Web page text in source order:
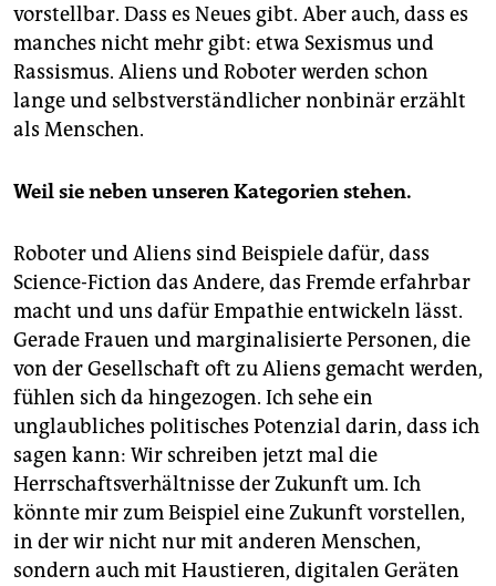
vorstellbar. Dass es Neues gibt. Aber auch, dass es
manches nicht mehr gibt: etwa Sexismus und
Rassismus. Aliens und Roboter werden schon
lange und selbstverständlicher nonbinär erzählt
als Menschen.
Weil sie neben unseren Kategorien stehen.
Roboter und Aliens sind Beispiele dafür, dass
Science-Fiction das Andere, das Fremde erfahrbar
macht und uns dafür Empathie entwickeln lässt.
Gerade Frauen und marginalisierte Personen, die
von der Gesellschaft oft zu Aliens gemacht werden,
fühlen sich da hingezogen. Ich sehe ein
unglaubliches politisches Potenzial darin, dass ich
sagen kann: Wir schreiben jetzt mal die
Herrschaftsverhältnisse der Zukunft um. Ich
könnte mir zum Beispiel eine Zukunft vorstellen,
in der wir nicht nur mit anderen Menschen,
sondern auch mit Haustieren, digitalen Geräten